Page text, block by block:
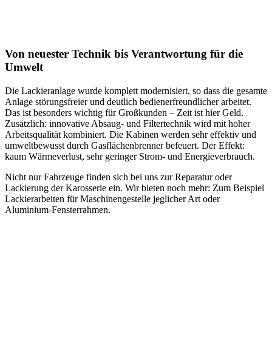
Von neuester Technik bis Verantwortung für die
Umwelt
Die Lackieranlage wurde komplett modernisiert, so dass die gesamte
Anlage störungsfreier und deutlich bedienerfreundlicher arbeitet.
Das ist besonders wichtig für Groß­kunden – Zeit ist hier Geld.
Zusätzlich: innovative Ab­saug- und Filtertechnik wird mit hoher
Arbeits­qualität kombiniert. Die Kabinen werden sehr effektiv und
umweltbewusst durch Gasflächenbrenner befeuert. Der Effekt:
kaum Wärmeverlust, sehr geringer Strom- und Energieverbrauch.
Nicht nur Fahrzeuge finden sich bei uns zur Reparatur oder
Lackierung der Karosserie ein. Wir bieten noch mehr: Zum Beispiel
Lackierarbeiten für Maschinengestelle jeglicher Art oder
Aluminium-Fensterrahmen.